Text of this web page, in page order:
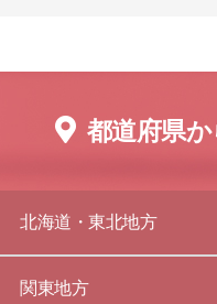
都道府県
北海道・東北地方
関東地方